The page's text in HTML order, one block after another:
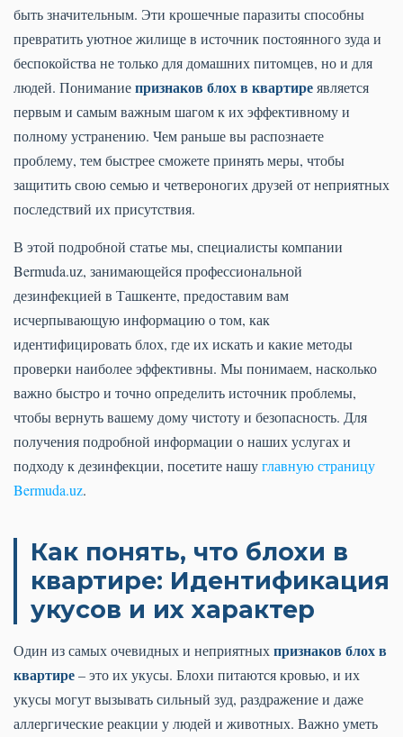
быть значительным. Эти крошечные паразиты способны
превратить уютное жилище в источник постоянного зуда и
беспокойства не только для домашних питомцев, но и для
людей. Пониманиепризнаков блох в квартиреявляется
первым и самым важным шагом к их эффективному и
полному устранению. Чем раньше вы распознаете
проблему, тем быстрее сможете принять меры, чтобы
защитить свою семью и четвероногих друзей от неприятных
последствий их присутствия.
В этой подробной статье мы, специалисты компании
Bermuda.uz, занимающейся профессиональной
дезинфекцией в Ташкенте, предоставим вам
исчерпывающую информацию о том, как
идентифицировать блох, где их искать и какие методы
проверки наиболее эффективны. Мы понимаем, насколько
важно быстро и точно определить источник проблемы,
чтобы вернуть вашему дому чистоту и безопасность. Для
получения подробной информации о наших услугах и
подходу к дезинфекции, посетите нашуглавную страницу
Bermuda.uz.
Как понять, что блохи в
квартире: Идентификация
укусов и их характер
Один из самых очевидных и неприятныхпризнаков блох в
квартире– это их укусы. Блохи питаются кровью, и их
укусы могут вызывать сильный зуд, раздражение и даже
аллергические реакции у людей и животных. Важно уметь